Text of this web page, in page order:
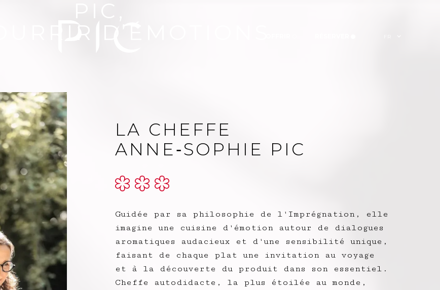
LA CHEFFE
ANNE‑SOPHIE PIC
Guidée par sa philosophie de l'Imprégnation, elle
imagine une cuisine d'émotion autour de dialogues
aromatiques audacieux et d'une sensibilité unique,
faisant de chaque plat une invitation au voyage
et à la découverte du produit dans son essentiel.
Cheffe autodidacte, la plus étoilée au monde,